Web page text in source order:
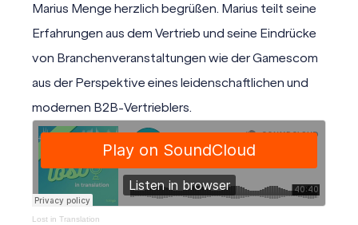
Marius Menge herzlich begrüßen. Marius teilt seine
Erfahrungen aus dem Vertrieb und seine Eindrücke
von Branchenveranstaltungen wie der Gamescom
aus der Perspektive eines leidenschaftlichen und
modernen B2B-Vertrieblers.
Lost in Translation